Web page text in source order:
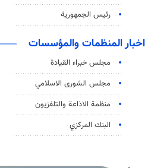
رئيس الجمهورية
اخبار المنظمات والمؤسسات
مجلس خبراء القيادة
مجلس الشورى الاسلامي
منظمة الاذاعة والتلفزیون
البنك المركزي